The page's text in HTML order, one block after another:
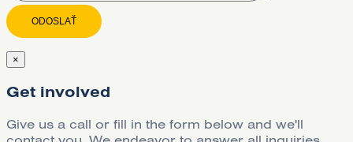
×
Get involved
Give us a call or fill in the form below and we'll